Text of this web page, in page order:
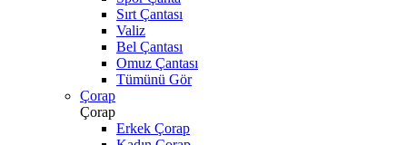
Sırt Çantası
Valiz
Bel Çantası
Omuz Çantası
Tümünü Gör
Çorap
Çorap
Erkek Çorap